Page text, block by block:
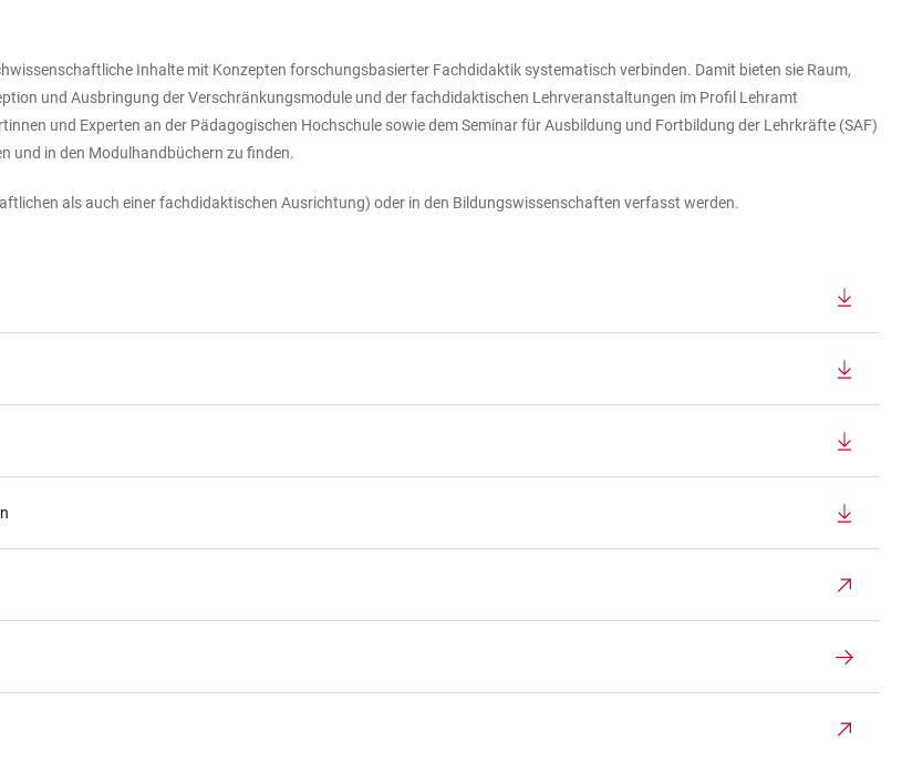
Inhalte mit Konzepten forschungsbasierter Fachdidaktik systematisch verbinden. Damit bieten sie Raum,
und Ausbringung der Verschränkungsmodule und der fachdidaktischen Lehrveranstaltungen im Profil Lehramt
und Experten an der Pädagogischen Hochschule sowie dem Seminar für Ausbildung und Fortbildung der Lehrkräfte (SAF)
und in den Modulhandbüchern zu finden.
als auch einer fachdidaktischen Ausrichtung) oder in den Bildungswissenschaften verfasst werden.